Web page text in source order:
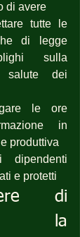
di avere
tutte le
di legge
sulla
salute dei
le ore
in
produttiva
dipendenti
e protetti
di
la